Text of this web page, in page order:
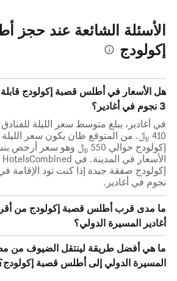
الأسئلة الشائعة عند حجز
إكولودج
هل الأسعار في أطلس قصبة إكولودج قابلة
3 نجوم في أغادير؟
410 ﷼. من المتوقع ظان يكون سعر
نجوم في أغادير.
ما مدى قرب أطلس قصبة إكولودج من
أغادير المسيرة الدولي؟
ما هي أفضل طريقة لينتقل الضيوف من
المسيرة الدولي إلى أطلس قصبة